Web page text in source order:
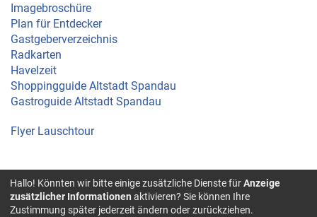
Imagebroschüre
Plan für Entdecker
Gastgeberverzeichnis
Radkarten
Havelzeit
Shoppingguide Altstadt Spandau
Gastroguide Altstadt Spandau
Flyer Lauschtour
© 2026 Spandau |
Impressum|
Hallo! Könnten wir bitte einige zusätzliche Dienste fürAnzeige
zusätzlicher Informationen aktivieren? Sie können Ihre
Zustimmung später jederzeit ändern oder zurückziehen.